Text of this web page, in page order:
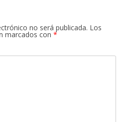
no será publicada. Los
marcados con *